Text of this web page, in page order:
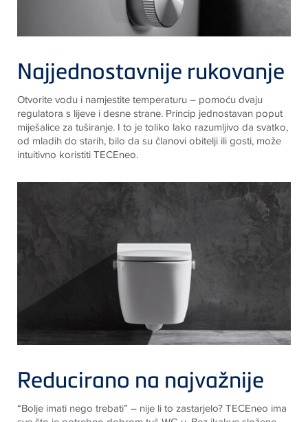
Najjednostavnije rukovanje
Otvorite vodu i namjestite temperaturu – pomoću dvaju
regulatora s lijeve i desne strane. Princip jednostavan poput
miješalice za tuširanje. I to je toliko lako razumljivo da svatko,
od mladih do starih, bilo da su članovi obitelji ili gosti, može
intuitivno koristitiTECEneo.
Reducirano na najvažnije
“Bolje imati nego trebati” – nije li to zastarjelo?TECEneo ima